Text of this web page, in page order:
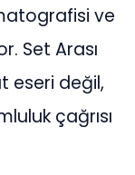
ve
Set Arası
eseri değil,
çağrısı